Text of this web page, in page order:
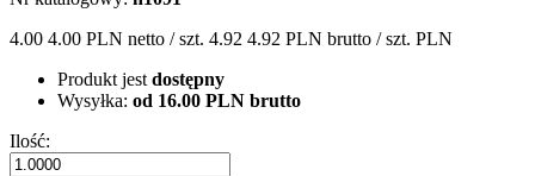
4.00 4.00 PLN netto / szt. 4.92 4.92 PLN brutto / szt. PLN
Produkt jest dostępny
Wysyłka: od 16.00 PLN brutto
Ilość: